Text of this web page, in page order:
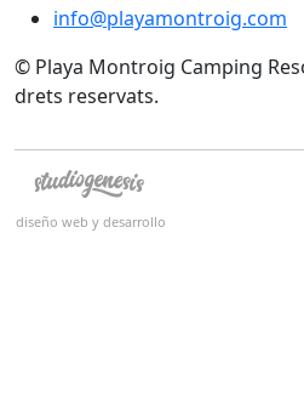
info@playamontroig.com
© Playa Montroig Camping
drets reservats.